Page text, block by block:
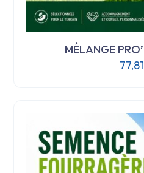
MÉLANGE
77,81